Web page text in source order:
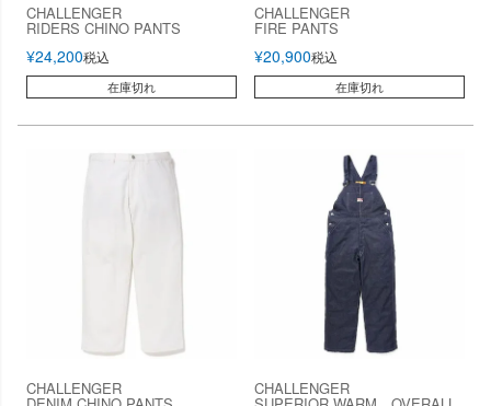
CHALLENGER
RIDERS CHINO PANTS
¥24,200税込
在庫切れ
CHALLENGER
FIRE PANTS
¥20,900税込
在庫切れ
CHALLENGER CHALLENGER